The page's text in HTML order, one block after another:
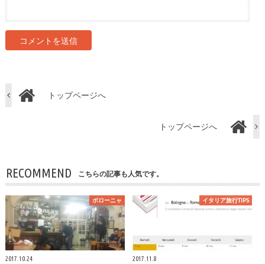
トップページへ
トップページへ
RECOMMEND こちらの記事も人気です。
ボローニャ
2017.10.24
イタリア旅行TIPS
2017.11.8